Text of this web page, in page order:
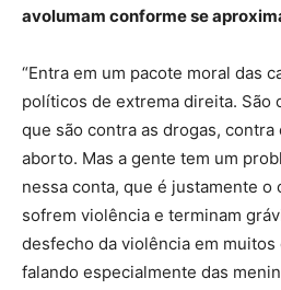
avolumam conforme se
“Entra em um pacote moral das
políticos de extrema direita. São
que são contra as drogas, contra
aborto. Mas a gente tem um
nessa conta, que é justamente o
sofrem violência e terminam
desfecho da violência em muitos
falando especialmente das